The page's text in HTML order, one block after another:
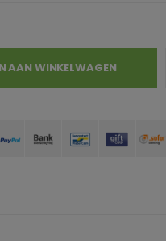
AAN WINKELWAGEN